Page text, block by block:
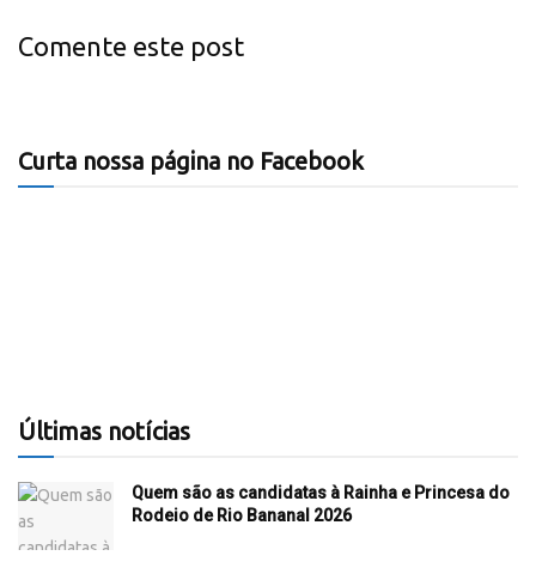
Comente este post
Curta nossa página no Facebook
Últimas notícias
Quem são as candidatas à Rainha e Princesa do
Rodeio de Rio Bananal 2026